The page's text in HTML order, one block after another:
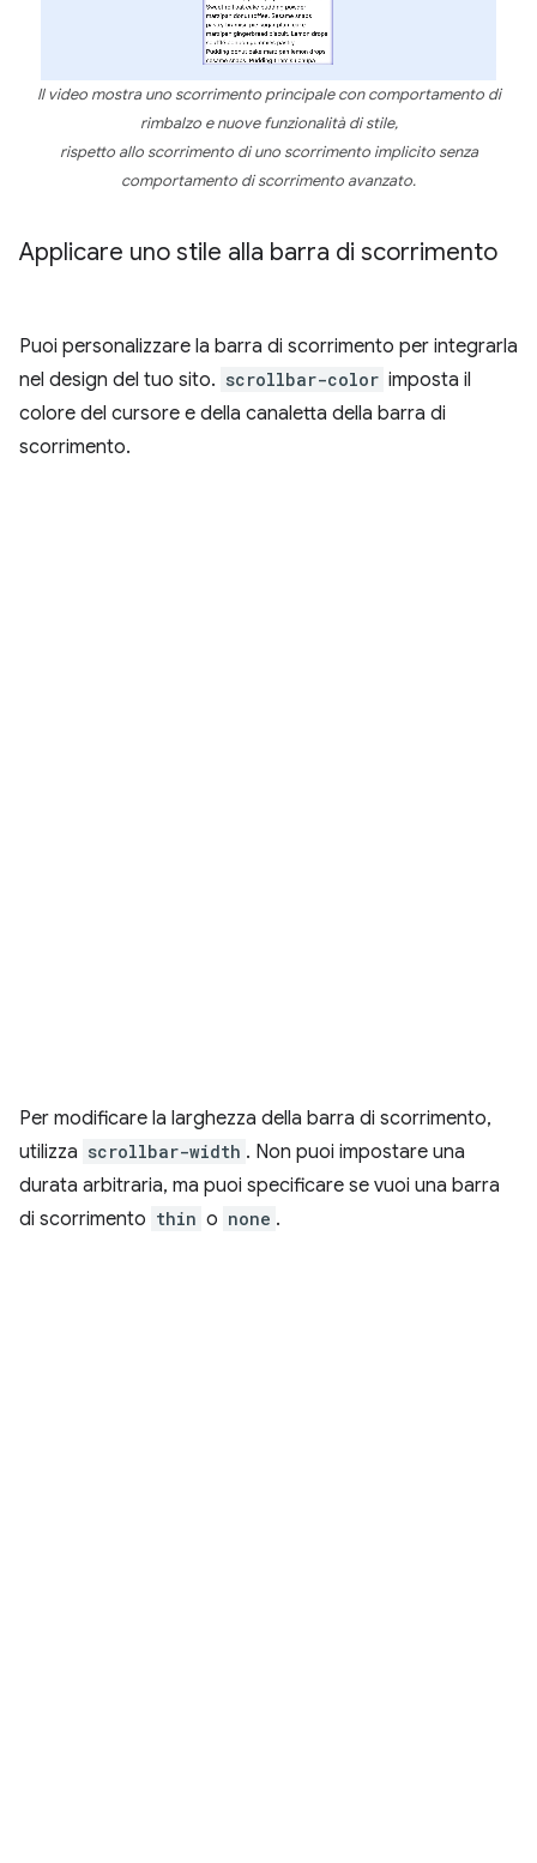
Il video mostra uno scorrimento principale con comportamento di
rimbalzo e nuove funzionalità di stile,
rispetto allo scorrimento di uno scorrimento implicito senza
comportamento di scorrimento avanzato.
Applicare uno stile alla barra di scorrimento
Puoi personalizzare la barra di scorrimento per integrarla
nel design del tuo sito. scrollbar-color imposta il
colore del cursore e della canaletta della barra di
scorrimento.
Per modificare la larghezza della barra di scorrimento,
utilizza scrollbar-width . Non puoi impostare una
durata arbitraria, ma puoi specificare se vuoi una barra
di scorrimento thin o none .